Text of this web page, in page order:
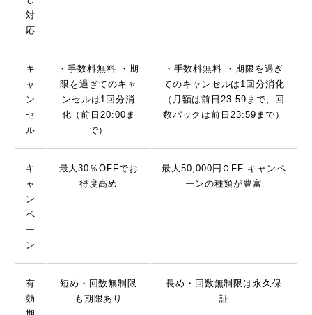
対
応
キ
ャ
ン
セ
ル
・手数料無料 ・期
限を過ぎてのキャ
ンセルは1回分消
化（前日20:00ま
で）
・手数料無料 ・期限を過ぎ
てのキャンセルは1回分消化
（月額は前日23:59まで、回
数パックは前日23:59まで）
キ
ャ
ン
ペ
ー
ン
最大30％OFFでお
得度高め
最大50,000円ＯFF キャンペ
ーンの種類が豊富
有
効
短め・回数無制限
も期限あり
長め・回数無制限は永久保
証